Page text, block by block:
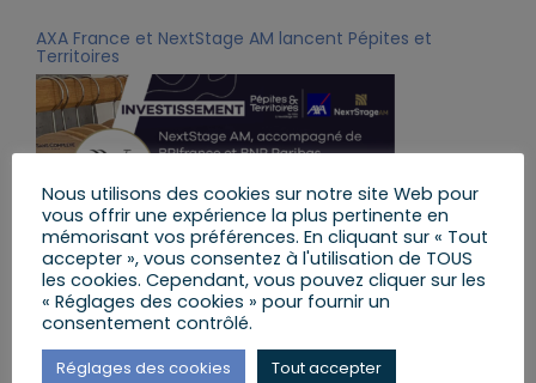
AXA France et NextStage AM lancent Pépites et
Territoires
Il s’agit d’un programme d’investissement de
500M€, pour soutenir le plan de relance et investir
en fonds propres dans les PME et ETI de croissance
et innovantes, implantées dans les territoires
Nous utilisons des cookies sur notre site Web pour
vous offrir une expérience la plus pertinente en
mémorisant vos préférences. En cliquant sur « Tout
accepter », vous consentez à l'utilisation de TOUS
les cookies. Cependant, vous pouvez cliquer sur les
« Réglages des cookies » pour fournir un
consentement contrôlé.
Réglages des cookies Tout accepter